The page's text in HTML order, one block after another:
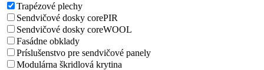
Trapézové plechy
Sendvičové dosky corePIR
Sendvičové dosky coreWOOL
Fasádne obklady
Príslušenstvo pre sendvičové panely
Modulárna škridlová krytina